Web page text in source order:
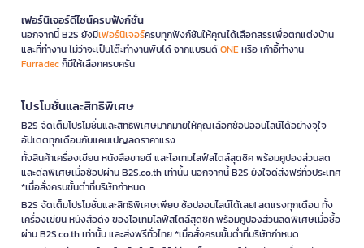
เฟอร์นิเจอร์ดีไซน์ครบฟังก์ชั่น
นอกจากนี้ B2S ยังมีเฟอร์นิเจอร์ครบทุกฟังก์ชันให้คุณได้เลือกสรรเพื่อตกแต่งบ้าน
และที่ทำงาน ไม่ว่าจะเป็นโต๊ะทำงานพับได้ จากแบรนด์ONEหรือ เก้าอี้ทำงาน
Furradecก็มีให้เลือกครบครัน
โปรโมชั่นและสิทธิพิเศษ
B2S จัดเต็มโปรโมชั่นและสิทธิพิเศษมากมายให้คุณเลือกช้อปออนไลน์ได้อย่างจุใจ
อัปเดตทุกเดือนกับแคมเปญลดราคาแรง
ทั้งสินค้าเครื่องเขียน หนังสือขายดี และไอเทมไลฟ์สไตล์สุดชิค พร้อมคูปองส่วนลด
และดีลพิเศษเมื่อช้อปผ่าน B2S.co.th เท่านั้น นอกจากนี้ B2S ยังใจดีส่งฟรีทั่วประเทศ
*เมื่อสั่งครบขั้นต่ำที่บริษัทกำหนด
B2S จัดเต็มโปรโมชั่นและสิทธิพิเศษเพียบ ช้อปออนไลน์ได้เลย! ลดแรงทุกเดือน ทั้ง
เครื่องเขียน หนังสือดัง ของไอเทมไลฟ์สไตล์สุดชิค พร้อมคูปองส่วนลดพิเศษเมื่อซื้อ
ผ่าน B2S.co.th เท่านั้น และส่งฟรีทั่วไทย *เมื่อสั่งครบขั้นต่ำที่บริษัทกำหนด